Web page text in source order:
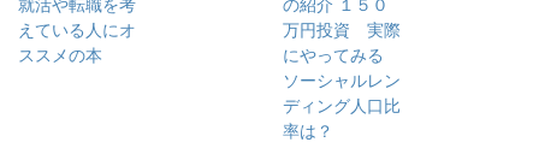
就活や転職を考
えている人にオ
ススメの本
の紹介 １５０
万円投資 実際
にやってみる
ソーシャルレン
ディング人口比
率は？